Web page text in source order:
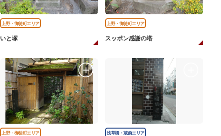
上野・御徒町エリア
いと塚
上野・御徒町エリア
スッポン感謝の塔
上野・御徒町エリア 浅草橋・蔵前エリア